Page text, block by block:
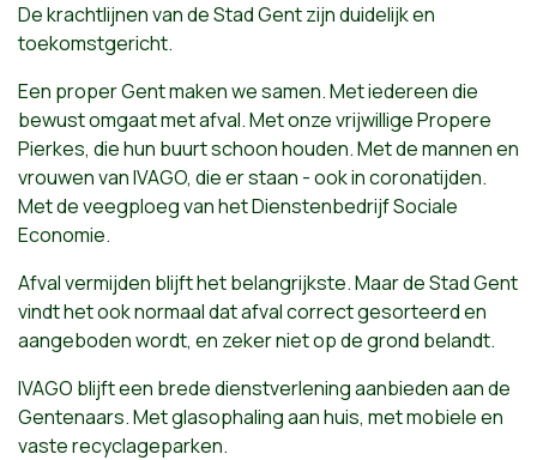
De krachtlijnen van de Stad Gent zijn duidelijk en
toekomstgericht.
Een proper Gent maken we samen. Met iedereen die
bewust omgaat met afval. Met onze vrijwillige Propere
Pierkes, die hun buurt schoon houden. Met de mannen en
vrouwen van IVAGO, die er staan - ook in coronatijden.
Met de veegploeg van het Dienstenbedrijf Sociale
Economie.
Afval vermijden blijft het belangrijkste. Maar de Stad Gent
vindt het ook normaal dat afval correct gesorteerd en
aangeboden wordt, en zeker niet op de grond belandt.
IVAGO blijft een brede dienstverlening aanbieden aan de
Gentenaars. Met glasophaling aan huis, met mobiele en
vaste recyclageparken.